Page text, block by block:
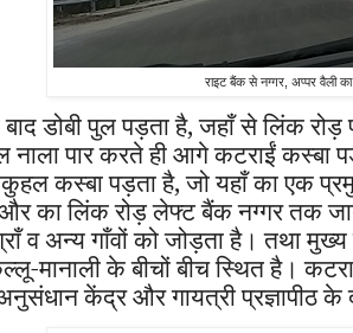
राइट बैंक से नग्गर, अप्पर वैली
डोबी पुल पड़ता है, जहाँ से लिंक
नाला पार करते ही आगे कटराईं
कस्बा पड़ता है, जो यहाँ का एक
और का लिंक रोड़ लेफ्ट बैंक नग्गर तक
व अन्य गाँवों को जोड़ता है। तथा
मानाली के बीचों बीच स्थित है।
केंद्र और गायत्री प्रज्ञापीठ